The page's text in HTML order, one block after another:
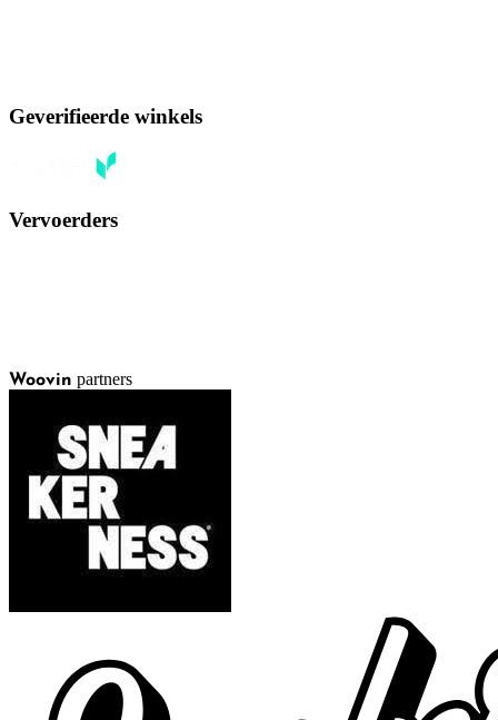
Geverifieerde winkels
Vervoerders
Woovin partners